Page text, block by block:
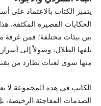
يتميز الكتاب بالاعتماد على
الحكايات القصيرة المكثفة.
بين بيئات مختلفة؛ فمن
تلفها الظلال، وصولاً إلى
منها سوى لعنات تطارد من
الكاتب في هذه المجموعة لا
الصدمات المفاجئة الرخيصة،